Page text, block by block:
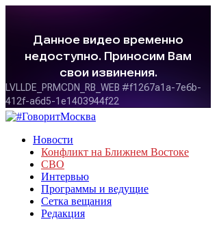
Новости
Конфликт на Ближнем Востоке
СВО
Интервью
Программы и ведущие
Сетка вещания
Редакция